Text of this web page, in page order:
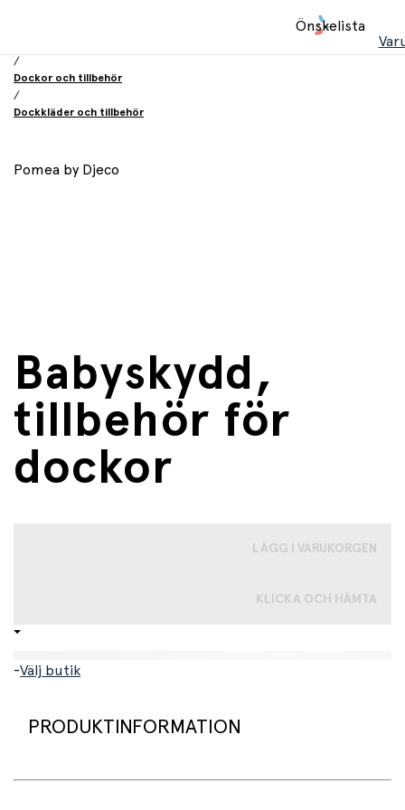
Önskelista
/
Dockor och tillbehör
/
Dockkläder och tillbehör
Pomea by Djeco
Babyskydd,
tillbehör för
dockor
LÄGG I VARUKORGEN
KLICKA OCH HÄMTA
-Välj butik
PRODUKTINFORMATION